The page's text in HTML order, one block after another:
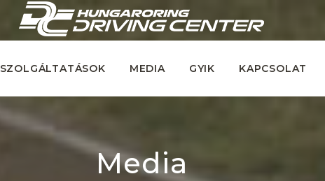
SZOLGÁLTATÁSOK MEDIA GYIK KAPCSOLAT
Media